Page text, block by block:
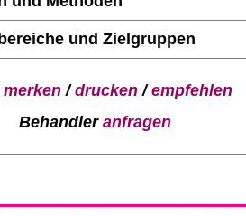
und Zielgruppen
merken/drucken/empfehlen
Behandler anfragen